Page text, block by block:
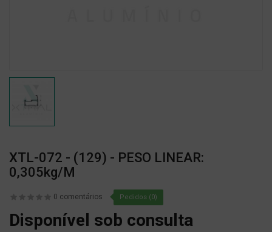
XTL-072 - (129) - PESO LINEAR:
0,305kg/m
0 comentários Pedidos (0)
Disponível sob consulta